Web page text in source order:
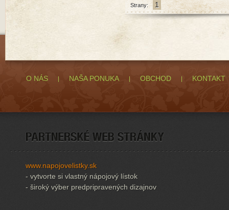
Strany: 1
O NÁS NAŠA PONUKA OBCHOD KONTAKT
www.napojovelistky.sk
- vytvorte si vlastný nápojový lístok
- široký výber predpripravených dizajnov